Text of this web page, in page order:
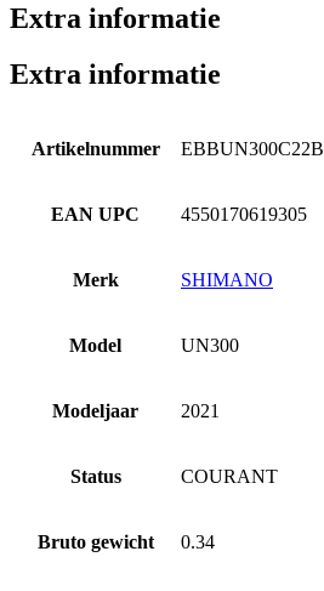
Extra informatie
Extra informatie
Artikelnummer EBBUN300C22B
EAN UPC 4550170619305
Merk SHIMANO
Model UN300
Modeljaar 2021
Status COURANT
Bruto gewicht 0.34